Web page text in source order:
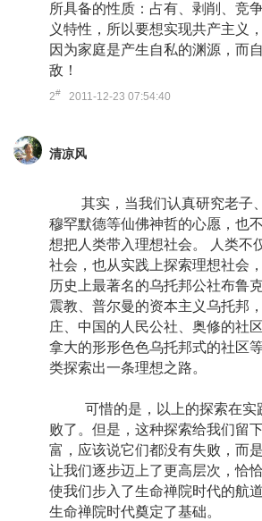
所具备的性质：占有、剥削、竞
义特性，所以要想实现共产主义
因为家庭是产生自私的渊源，而
敌！
2# 2011-12-23 07:54:40
清凉风
其实，当我们认真研究老子、
穆罕默德等仙佛神哲的心愿，也
想把人类带入理想社会。 人类不
社会，也从实践上探索理想社会
历史上最著名的乌托邦公社布鲁
震教、普尔曼的资本主义乌托邦
庄、中国的人民公社、奥修的社
拿大的形形色色乌托邦式的社区
类探索出一条理想之路。
可惜的是，以上的探索在实
败了。但是，这种探索给我们留
富，应该说它们都没有失败，而
让我们逐步迈上了更高层次，恰
使我们步入了生命禅院时代的航
生命禅院时代奠定了基础。